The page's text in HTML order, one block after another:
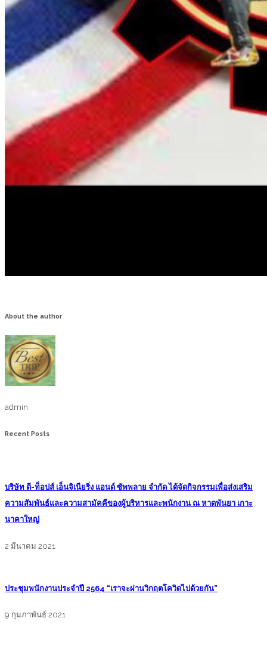
About the author
admin
Recent Posts
บริษัท ดี-ท็อปส์ เอ็นจิเนียริ่ง แอนด์ ซัพพลาย จำกัด ได้จัดกิจกรรมเพื่อส่งเสริม
ความสัมพันธ์และความสามัคคีของผู้บริหารและพนักงาน ณ หาดพันยา เกาะ
นาคาใหญ่
2 มีนาคม 2021
ประชุมพนักงานประจำปี 2564 “เราจะผ่านวิกฤตโควิดไปด้วยกัน”
9 กุมภาพันธ์ 2021